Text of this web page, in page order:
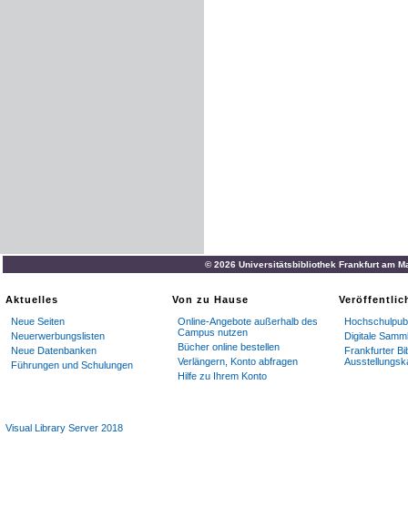
© 2026 Universitätsbibliothek Frankfurt am
Aktuelles
Neue Seiten
Neuerwerbungslisten
Neue Datenbanken
Führungen und Schulungen
Von zu Hause
Online-Angebote außerhalb des
Campus nutzen
Bücher online bestellen
Verlängern, Konto abfragen
Hilfe zu Ihrem Konto
Digitale
Frankfurter
Visual Library Server 2018